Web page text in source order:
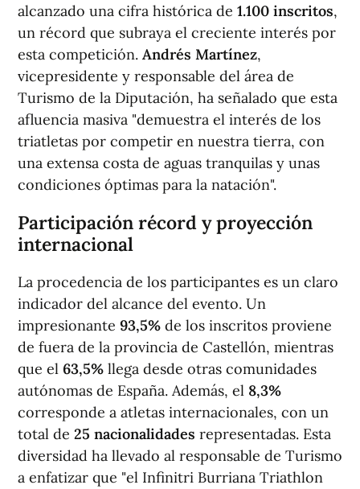
alcanzado una cifra histórica de 1.100 inscritos,
un récord que subraya el creciente interés por
esta competición. Andrés Martínez,
vicepresidente y responsable del área de
Turismo de la Diputación, ha señalado que esta
afluencia masiva "demuestra el interés de los
triatletas por competir en nuestra tierra, con
una extensa costa de aguas tranquilas y unas
condiciones óptimas para la natación".
Participación récord y proyección
internacional
La procedencia de los participantes es un claro
indicador del alcance del evento. Un
impresionante 93,5% de los inscritos proviene
de fuera de la provincia de Castellón, mientras
que el 63,5% llega desde otras comunidades
autónomas de España. Además, el 8,3%
corresponde a atletas internacionales, con un
total de 25 nacionalidades representadas. Esta
diversidad ha llevado al responsable de Turismo
a enfatizar que "el Infinitri Burriana Triathlon